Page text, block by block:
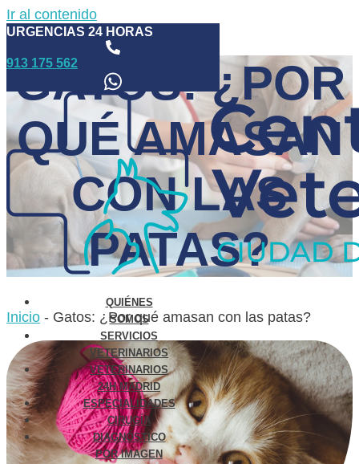
Ir al contenido
URGENCIAS 24 HORAS
913 175 562
QUIÉNES
SOMOS
SERVICIOS
VETERINARIOS
VETERINARIOS
24H MADRID
ESPECIALIDADES
CIRUGÍA
DIAGNÓSTICO
POR IMAGEN
GATOS: ¿POR
QUÉ AMASAN
CON LAS
PATAS?
Inicio - Gatos: ¿Por qué amasan con las patas?